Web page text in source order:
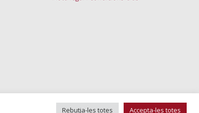
Rebutja-les totes Accepta-les totes